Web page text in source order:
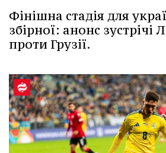
Фінішна стадія для
збірної: анонс зустрічі
проти Грузії.